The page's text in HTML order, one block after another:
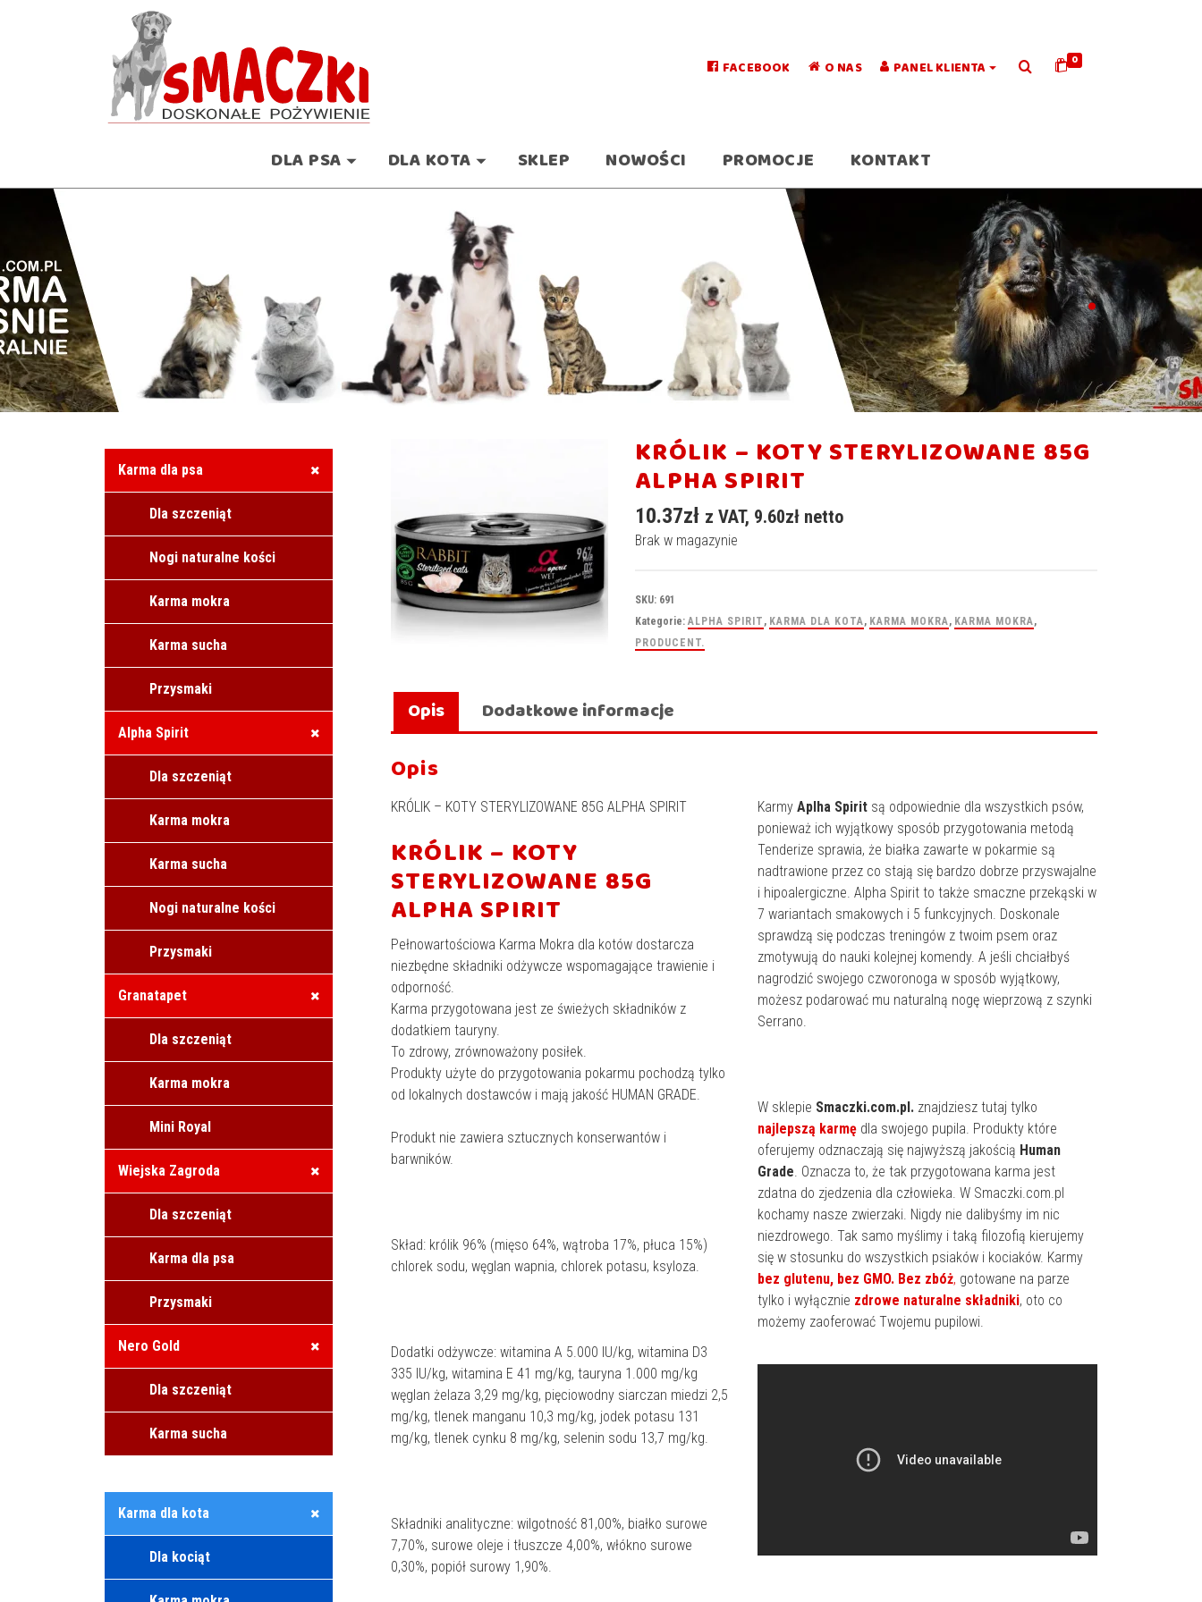
FACEBOOK O NAS PANEL KLIENTA 0
DLA PSA DLA KOTA SKLEP NOWOŚCI PROMOCJE KONTAKT
.
KRÓLIK – KOTY STERYLIZOWANE 85G
ALPHA SPIRIT
10.37zł z VAT, 9.60zł netto
Brak w magazynie
SKU: 691
Kategorie:ALPHA SPIRIT , KARMA DLA KOTA, KARMA MOKRA, KARMA MOKRA,
PRODUCENT.
Opis Dodatkowe informacje
Opis
KRÓLIK – KOTY STERYLIZOWANE 85G ALPHA SPIRIT
KRÓLIK – KOTY
STERYLIZOWANE 85G
ALPHA SPIRIT
Pełnowartościowa Karma Mokra dla kotów dostarcza
niezbędne składniki odżywcze wspomagające trawienie i
odporność.
Karma przygotowana jest ze świeżych składników z
dodatkiem tauryny.
To zdrowy, zrównoważony posiłek.
Produkty użyte do przygotowania pokarmu pochodzą tylko
od lokalnych dostawców i mają jakość HUMAN GRADE.
Produkt nie zawiera sztucznych konserwantów i
barwników.
Skład: królik 96% (mięso 64%, wątroba 17%, płuca 15%)
chlorek sodu, węglan wapnia, chlorek potasu, ksyloza.
Dodatki odżywcze: witamina A 5.000 IU/kg, witamina D3
335 IU/kg, witamina E 41 mg/kg, tauryna 1.000 mg/kg
węglan żelaza 3,29 mg/kg, pięciowodny siarczan miedzi 2,5
mg/kg, tlenek manganu 10,3 mg/kg, jodek potasu 131
mg/kg, tlenek cynku 8 mg/kg, selenin sodu 13,7 mg/kg.
Składniki analityczne: wilgotność 81,00%, białko surowe
7,70%, surowe oleje i tłuszcze 4,00%, włókno surowe
0,30%, popiół surowy 1,90%.
Karmy Aplha Spirit są odpowiednie dla wszystkich psów,
ponieważ ich wyjątkowy sposób przygotowania metodą
Tenderize sprawia, że białka zawarte w pokarmie są
nadtrawione przez co stają się bardzo dobrze przyswajalne
i hipoalergiczne. Alpha Spirit to także smaczne przekąski w
7 wariantach smakowych i 5 funkcyjnych. Doskonale
sprawdzą się podczas treningów z twoim psem oraz
zmotywują do nauki kolejnej komendy. A jeśli chciałbyś
nagrodzić swojego czworonoga w sposób wyjątkowy,
możesz podarować mu naturalną nogę wieprzową z szynki
Serrano.
W sklepie Smaczki.com.pl. znajdziesz tutaj tylko
najlepszą karmę dla swojego pupila. Produkty które
oferujemy odznaczają się najwyższą jakością Human
Grade. Oznacza to, że tak przygotowana karma jest
zdatna do zjedzenia dla człowieka. W Smaczki.com.pl
kochamy nasze zwierzaki. Nigdy nie dalibyśmy im nic
niezdrowego. Tak samo myślimy i taką filozofią kierujemy
się w stosunku do wszystkich psiaków i kociaków. Karmy
bez glutenu, bez GMO. Bez zbóż, gotowane na parze
tylko i wyłącznie zdrowe naturalne składniki, oto co
możemy zaoferować Twojemu pupilowi.
Karma dla psa
Dla szczeniąt
Nogi naturalne kości
Karma mokra
Karma sucha
Przysmaki
Alpha Spirit
Dla szczeniąt
Karma mokra
Karma sucha
Nogi naturalne kości
Przysmaki
Granatapet
Dla szczeniąt
Karma mokra
Mini Royal
Wiejska Zagroda
Dla szczeniąt
Karma dla psa
Przysmaki
Nero Gold
Dla szczeniąt
Karma sucha
Karma dla kota
Dla kociąt